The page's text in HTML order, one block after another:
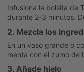
Infusiona la bolsita de
durante 2-3 minutos.
2. Mezcla los
En un vaso grande o
menta con el zumo de
3. Añade hielo